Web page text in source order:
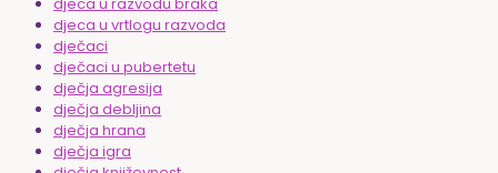
djeca u vrtlogu razvoda
dječaci
dječaci u pubertetu
dječja agresija
dječja debljina
dječja hrana
dječja igra